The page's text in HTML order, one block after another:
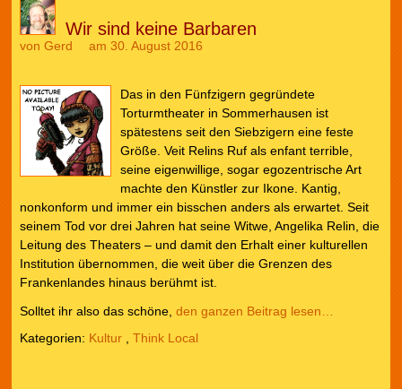
Wir sind keine Barbaren
von Gerd am 30. August 2016
Das in den Fünfzigern gegründete
Torturmtheater in Sommerhausen ist
spätestens seit den Siebzigern eine feste
Größe. Veit Relins Ruf als enfant terrible,
seine eigenwillige, sogar egozentrische Art
machte den Künstler zur Ikone. Kantig,
nonkonform und immer ein bisschen anders als erwartet. Seit
seinem Tod vor drei Jahren hat seine Witwe, Angelika Relin, die
Leitung des Theaters – und damit den Erhalt einer kulturellen
Institution übernommen, die weit über die Grenzen des
Frankenlandes hinaus berühmt ist.
Solltet ihr also das schöne, den ganzen Beitrag lesen…
Kategorien: Kultur, Think Local